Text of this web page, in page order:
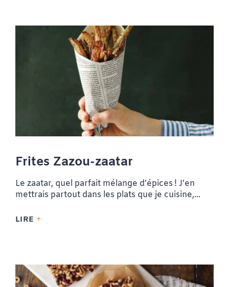
Frites Zazou-zaatar
Le zaatar, quel parfait mélange d’épices ! J’en
mettrais partout dans les plats que je cuisine,...
LIRE